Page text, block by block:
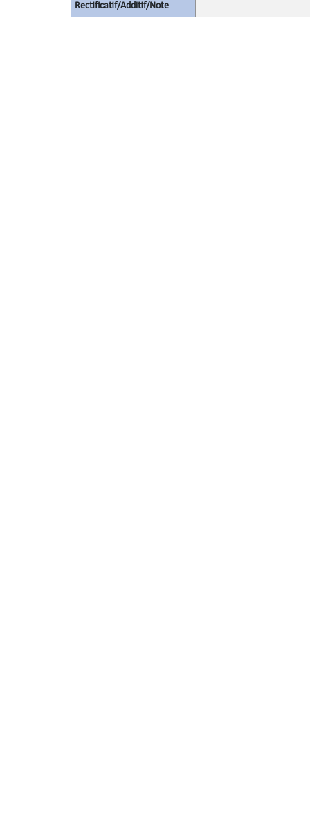
Rectificatif/Additif/Note